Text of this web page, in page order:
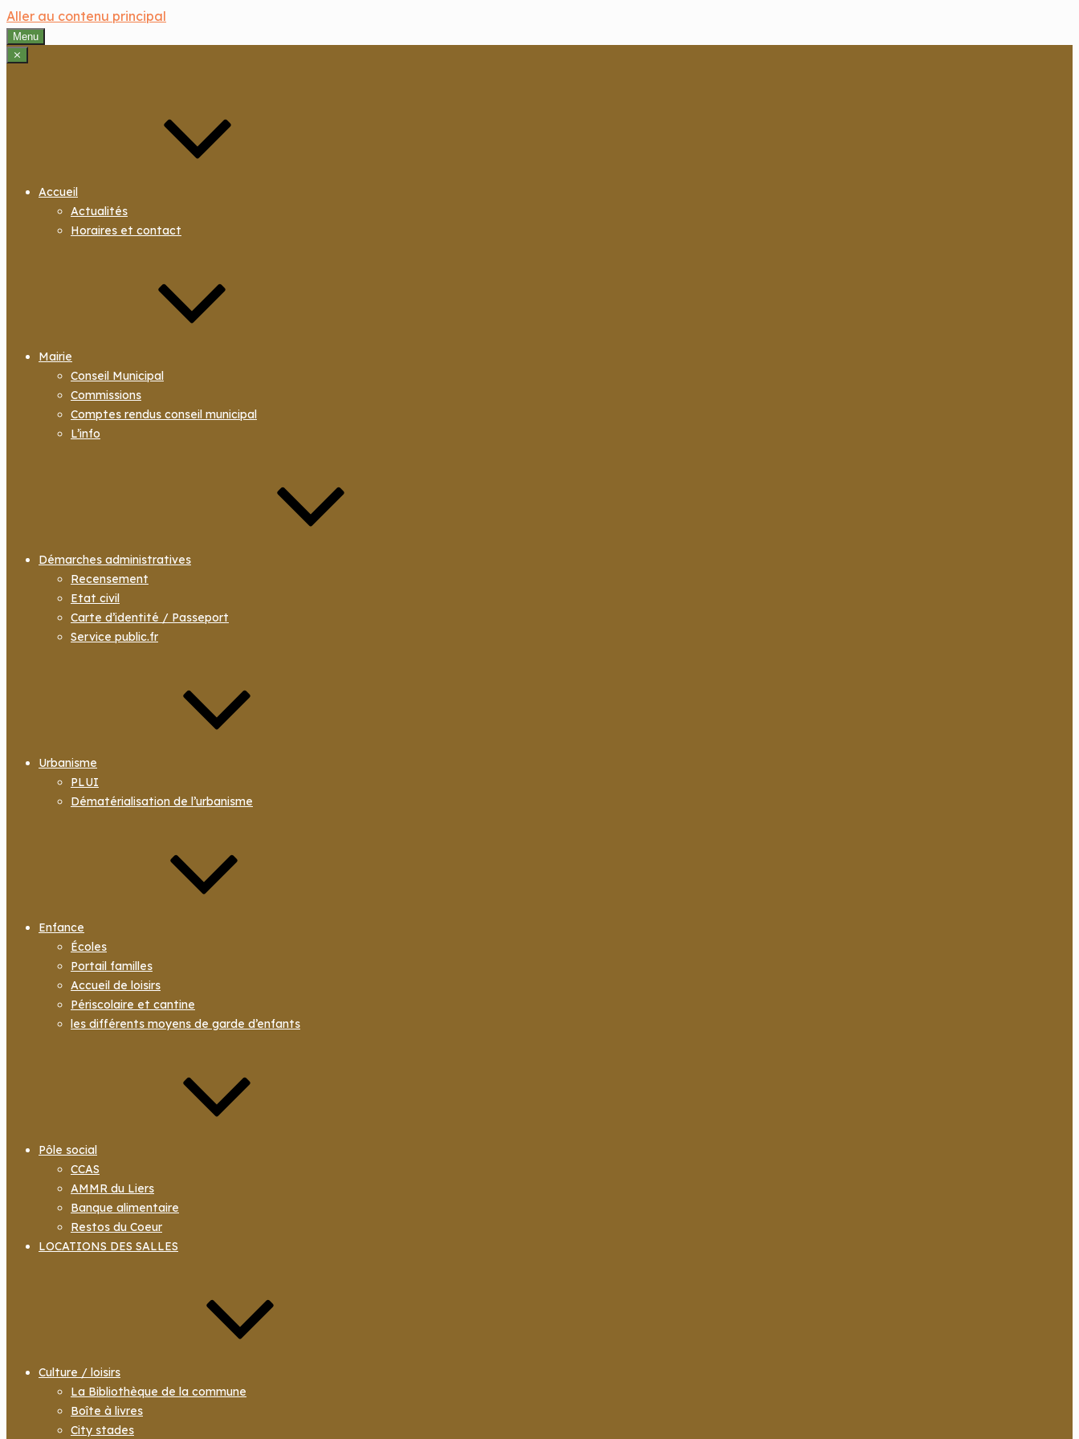
Aller au contenu principal
Menu
⨯
Accueil
Actualités
Horaires et contact
Mairie
Conseil Municipal
Commissions
Comptes rendus conseil municipal
L’info
Démarches administratives
Recensement
Etat civil
Carte d’identité / Passeport
Service public.fr
Urbanisme
PLUI
Dématérialisation de l’urbanisme
Enfance
Écoles
Portail familles
Accueil de loisirs
Périscolaire et cantine
les différents moyens de garde d’enfants
Pôle social
CCAS
AMMR du Liers
Banque alimentaire
Restos du Coeur
LOCATIONS DES SALLES
Culture / loisirs
La Bibliothèque de la commune
Boîte à livres
City stades